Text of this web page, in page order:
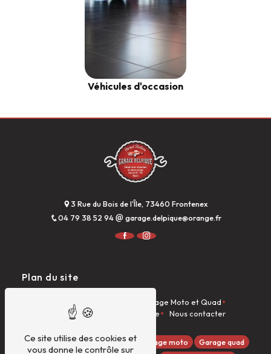
Véhicules d'occasion
3 Rue du Bois de l'Île, 73460 Frontenex
04 79 38 52 94
garage.delpique@orange.fr
Plan du site
Garage Moto et Quad
Dieseliste
Véhicules à la vente Nous contacter
Quads GOES Garage auto Garage moto
Garage quad
Ce site utilise des cookies et
vous donne le contrôle sur